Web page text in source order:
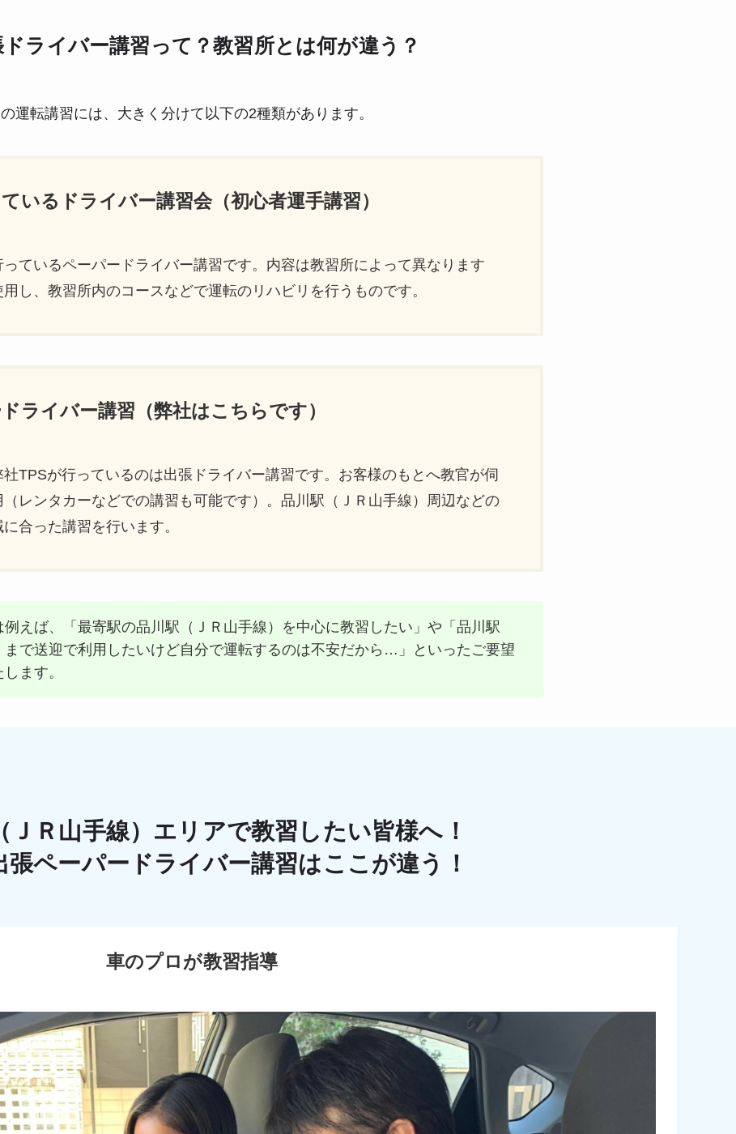
ドライバー講習って？教習所とは何が違う？
運転講習には、大きく分けて以下の2種類があります。
いるドライバー講習会（初心者運手講習）
ているペーパードライバー講習です。内容は教習所によって異なります
し、教習所内のコースなどで運転のリハビリを行うものです。
ライバー講習（弊社はこちらです）
TPSが行っているのは出張ドライバー講習です。お客様のもとへ教官が伺
レンタカーなどでの講習も可能です）。品川駅（ＪＲ山手線）周辺などの
合った講習を行います。
えば、「最寄駅の品川駅（ＪＲ山手線）を中心に教習したい」や「品川駅
まで送迎で利用したいけど自分で運転するのは不安だから…」といったご要望
ます。
ＪＲ山手線）エリアで教習したい皆様へ！
張ペーパードライバー講習はここが違う！
車のプロが教習指導